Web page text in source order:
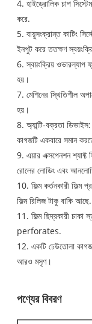
4. হাইড্রোলিক চাপ
করে.
5. বায়ুসংক্রান্ত কাটিং
ইনপুট করে ততক্ষণ
6. স্বয়ংক্রিয় ওভারল্যাপ
হয়।
7. মেশিনের স্থিতিশীল
হয়।
8. অ্যান্টি-বক্রতা
কাগজটি একবারে সমান
9. এয়ার এক্সপেনশন শ্যাফ্ট
রোলের লোডিং এবং
10. ফিল্ম কর্তনকারী ফিল্ম
ফিল্ম রিলিজ টাকু বাকি আছে.
11. ফিল্ম ছিদ্রকারী চাকা
perforates.
12. একটি ঢেউতোলা
আরও মসৃণ।
পণ্যের বিবরণ